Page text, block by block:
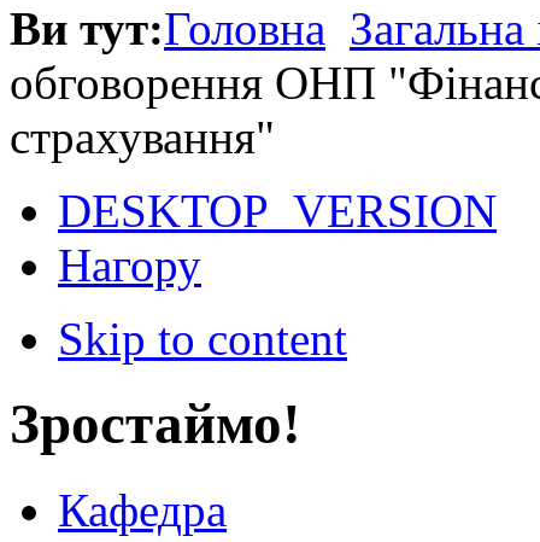
Ви тут:Головна
обговорення ОНП
страхування"
DESKTOP_VERSION
Нагору
Skip to content
Зростаймо!
Кафедра